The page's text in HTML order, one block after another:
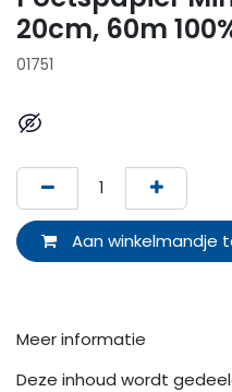
20cm, 60m
01751
Aan winkelmandje
Meer informatie
Deze inhoud wordt